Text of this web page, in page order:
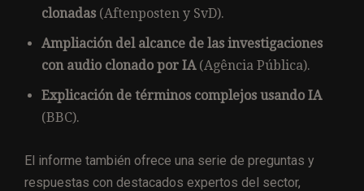
clonadas (Aftenposten y SvD).
Ampliación del alcance de las investigaciones
con audio clonado por IA(Agência Pública).
Explicación de términos complejos usando IA
(BBC).
El informe también ofrece una serie de preguntas y
respuestas con destacados expertos del sector,